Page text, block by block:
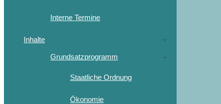
Interne Termine
Inhalte
Grundsatzprogramm
Staatliche Ordnung
Ökonomie